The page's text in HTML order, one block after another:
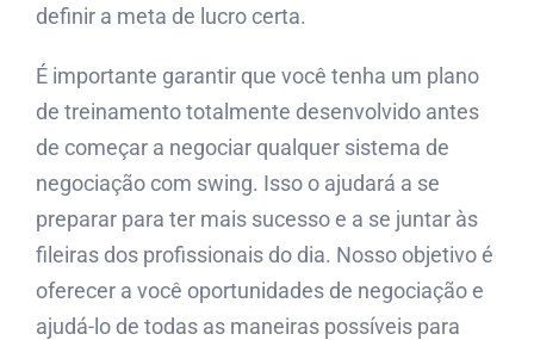
definir a meta de lucro certa.
É importante garantir que você tenha um plano
de treinamento totalmente desenvolvido antes
de começar a negociar qualquer sistema de
negociação com swing. Isso o ajudará a se
preparar para ter mais sucesso e a se juntar às
fileiras dos profissionais do dia. Nosso objetivo é
oferecer a você oportunidades de negociação e
ajudá-lo de todas as maneiras possíveis para